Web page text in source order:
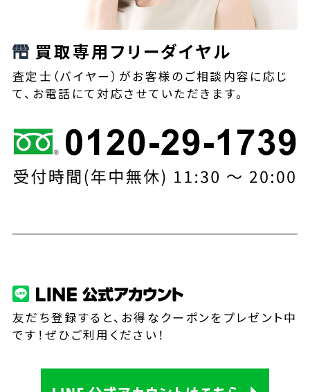
買取専用フリーダイヤル
査定士（バイヤー）がお客様のご相談内容に応じ
て、お電話にて対応させていただきます。
友だち登録すると、お得なクーポンをプレゼント中
です！ぜひご利用ください！